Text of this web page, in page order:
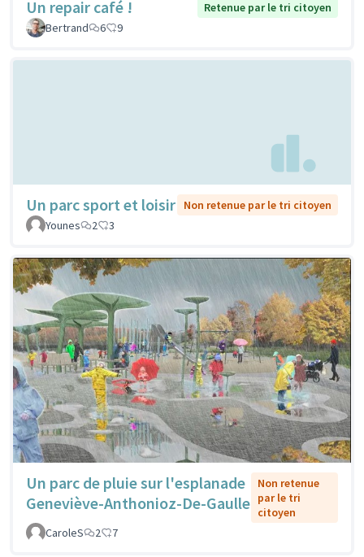
Un repair café !
Retenue par le tri citoyen
Bertrand
6 9
Un parc sport et loisir
Non retenue par le tri citoyen
Younes
2 3
Un parc de pluie sur l'esplanade
Geneviève-Anthonioz-De-Gaulle
Non retenue
par le tri
citoyen
CaroleS
2 7